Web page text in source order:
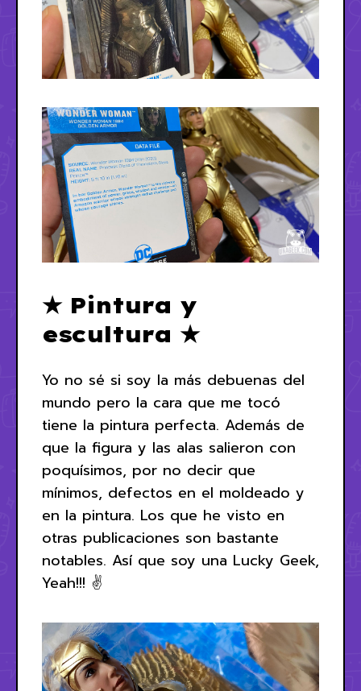
★ Pintura y
escultura ★
Yo no sé si soy la más debuenas del
mundo pero la cara que me tocó
tiene la pintura perfecta. Además de
que la figura y las alas salieron con
poquísimos, por no decir que
mínimos, defectos en el moldeado y
en la pintura. Los que he visto en
otras publicaciones son bastante
notables. Así que soy una Lucky Geek,
Yeah!!! ✌